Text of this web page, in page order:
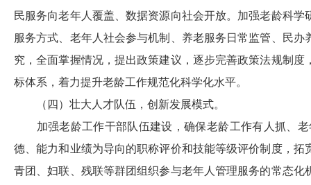
民服务向老年人覆盖、数据资源向社会开放。加强老龄科
服务方式、老年人社会参与机制、养老服务日常监管、民
究，全面掌握情况，提出政策建议，逐步完善政策法规制
标体系，着力提升老龄工作规范化科学化水平。
（四）壮大人才队伍，创新发展模式。
加强老龄工作干部队伍建设，确保老龄工作有人抓、
德、能力和业绩为导向的职称评价和技能等级评价制度，
青团、妇联、残联等群团组织参与老年人管理服务的常态